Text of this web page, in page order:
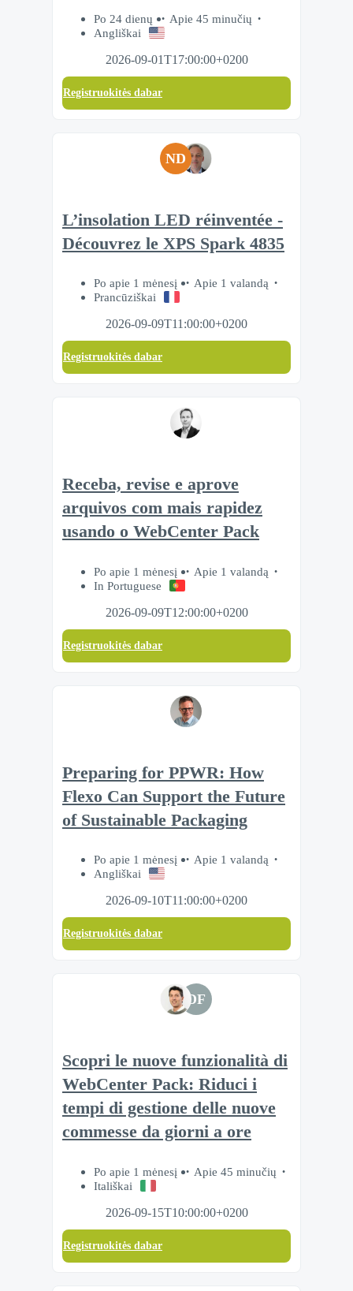
Po 24 dienų
Apie 45 minučių
Angliškai
2026-09-01T17:00:00+0200
Registruokitės dabar
ND
L’insolation LED réinventée -
Découvrez le XPS Spark 4835
Po apie 1 mėnesį
Apie 1 valandą
Prancūziškai
2026-09-09T11:00:00+0200
Registruokitės dabar
Receba, revise e aprove
arquivos com mais rapidez
usando o WebCenter Pack
Po apie 1 mėnesį
Apie 1 valandą
In Portuguese
2026-09-09T12:00:00+0200
Registruokitės dabar
Preparing for PPWR: How
Flexo Can Support the Future
of Sustainable Packaging
Po apie 1 mėnesį
Apie 1 valandą
Angliškai
2026-09-10T11:00:00+0200
Registruokitės dabar
DF
Scopri le nuove funzionalità di
WebCenter Pack: Riduci i
tempi di gestione delle nuove
commesse da giorni a ore
Po apie 1 mėnesį
Apie 45 minučių
Itališkai
2026-09-15T10:00:00+0200
Registruokitės dabar